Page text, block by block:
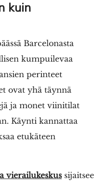
kuin
Barcelonasta
kumpuilevaa
perinteet
ovat yhä täynnä
ja monet viinitilat
Käynti kannattaa
etukäteen
vierailukeskussijaitsee